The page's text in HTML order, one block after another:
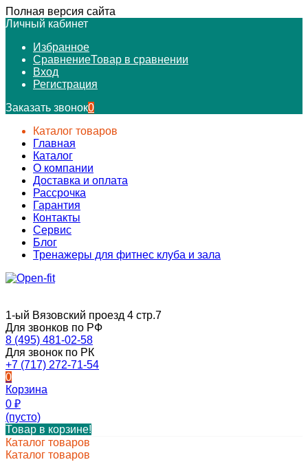
Полная версия сайта
Личный кабинет
Избранное
СравнениеТовар в сравнении
Вход
Регистрация
Заказать звонок0
Каталог товаров
Главная
Каталог
О компании
Доставка и оплата
Рассрочка
Гарантия
Контакты
Сервис
Блог
Тренажеры для фитнес клуба и зала
1-ый Вязовский проезд 4 стр.7
Для звонков по РФ
8 (495) 481-02-58
Для звонок по РК
+7 (717) 272-71-54
0
Корзина
0 ₽
(пусто)
Товар в корзине!
Каталог товаров
Каталог товаров